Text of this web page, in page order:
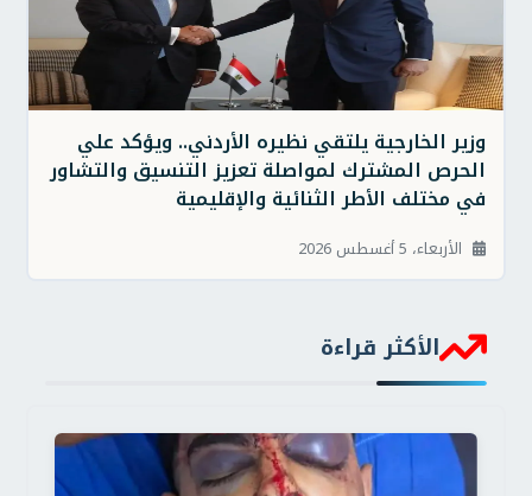
وزير الخارجية يلتقي نظيره الأردني.. ويؤكد علي
الحرص المشترك لمواصلة تعزيز التنسيق والتشاور
في مختلف الأطر الثنائية والإقليمية
الأربعاء، 5 أغسطس 2026
الأكثر قراءة